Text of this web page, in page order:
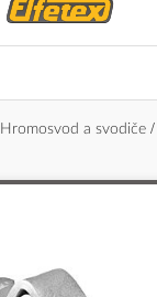
Hromosvod a svodiče